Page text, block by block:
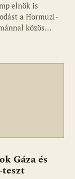
elnök is
a Hormuzi-
közös…
Gáza és